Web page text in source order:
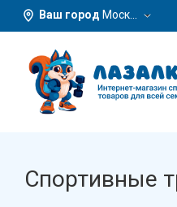
Ваш город Москва
Спортивные